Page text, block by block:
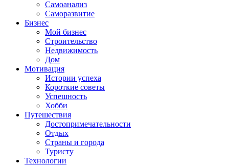
Самоанализ
Саморазвитие
Бизнес
Мой бизнес
Строительство
Недвижимость
Дом
Мотивация
Истории успеха
Короткие советы
Успешность
Хобби
Путешествия
Достопримечательности
Отдых
Страны и города
Туристу
Технологии